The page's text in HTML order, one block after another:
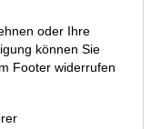
oder Ihre
können Sie
Footer widerrufen